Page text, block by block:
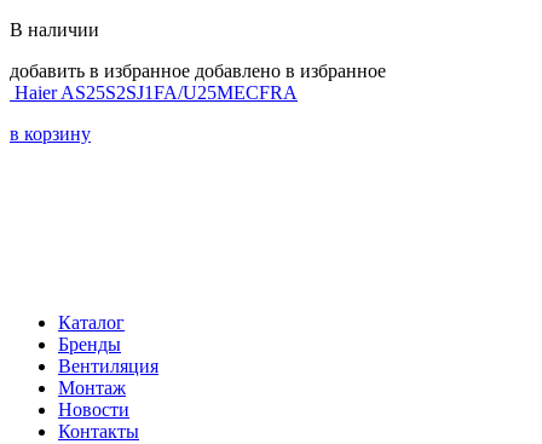
В наличии
добавить в избранное добавлено в избранное
Haier AS25S2SJ1FA/U25MECFRA
в корзину
Каталог
Бренды
Вентиляция
Монтаж
Новости
Контакты